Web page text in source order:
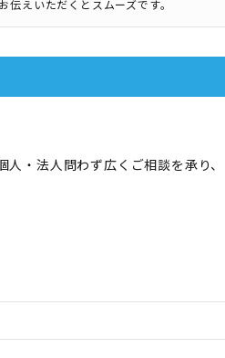
えいただくとスムーズです。
・法人問わず広くご相談を承り